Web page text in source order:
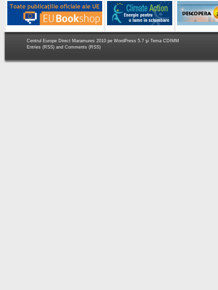
Centrul Europe Direct Maramures 2010 pe WordPress 5.7 şi Tema CDIMM
Entries (RSS) and Comments (RSS)